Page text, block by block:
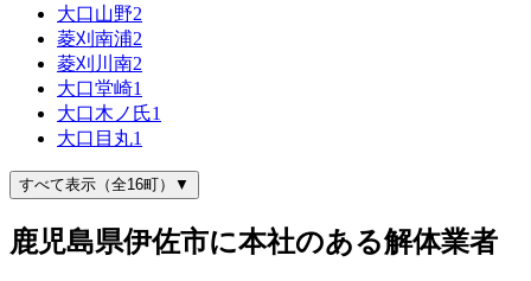
大口山野2
菱刈南浦2
菱刈川南2
大口堂崎1
大口木ノ氏1
大口目丸1
すべて表示（全16町）▼
鹿児島県伊佐市に本社のある解体業者